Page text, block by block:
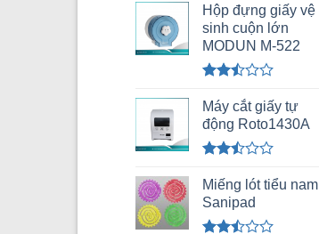
Hộp đựng giấy vệ
sinh cuộn lớn
MODUN M-522
xếp
hạng
2.49
5 sao
Máy cắt giấy tự
động Roto1430A
xếp
hạng
2.48
5 sao
Miếng lót tiểu nam
Sanipad